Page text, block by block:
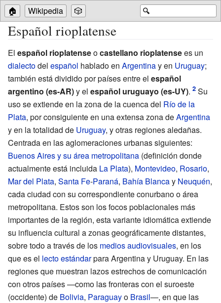
🔍
🏠 Wikipedia 🎲
Español rioplatense
El español rioplatenseocastellano rioplatensees un
dialectodel español hablado en Argentinay en Uruguay;
también está dividido por países entre el español
argentino (es-AR)y el español uruguayo (es-UY).
Su
uso se extiende en la zona de la cuenca del Río de la
Plata, por consiguiente en una extensa zona deArgentina
y en la totalidad de Uruguay, y otras regiones aledañas.
Centrada en las aglomeraciones urbanas siguientes:
Buenos Aires y su área metropolitana (definición donde
actualmente está incluida La Plata), Montevideo, Rosario,
Mar del Plata, Santa Fe-Paraná, Bahía Blancay Neuquén,
cada ciudad con su correspondiente conurbano o área
metropolitana. Estos son los focos poblacionales más
importantes de la región, esta variante idiomática extiende
su influencia cultural a zonas geográficamente distantes,
sobre todo a través de los medios audiovisuales, en los
que es el lecto estándarpara Argentina y Uruguay. En las
regiones que muestran lazos estrechos de comunicación
con otros países —como las fronteras con el suroeste
(occidente) de Bolivia, Paraguayo Brasil—, en que las